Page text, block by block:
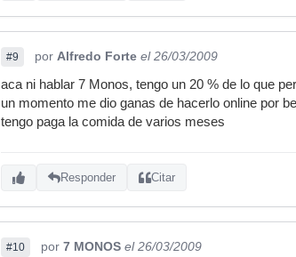
#9 por Alfredo Forte el 26/03/2009
aca ni hablar 7 Monos, tengo un 20 % de lo que
un momento me dio ganas de hacerlo online por
tengo paga la comida de varios meses
Responder Citar
#10 por 7 MONOS el 26/03/2009